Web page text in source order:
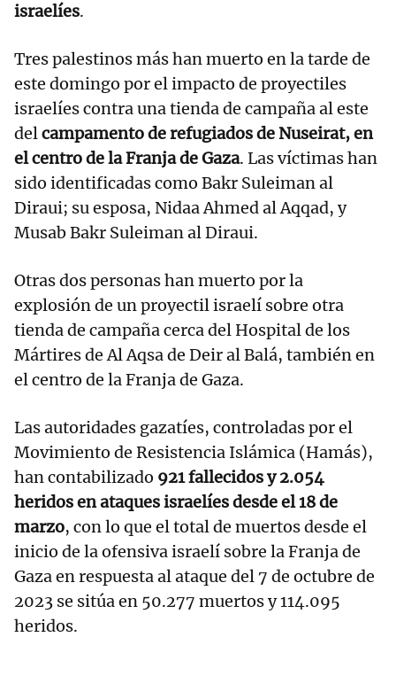
israelíes.
Tres palestinos más han muerto en la tarde de
este domingo por el impacto de proyectiles
israelíes contra una tienda de campaña al este
delcampamento de refugiados de Nuseirat, en
el centro de la Franja de Gaza. Las víctimas han
sido identificadas como Bakr Suleiman al
Diraui; su esposa, Nidaa Ahmed al Aqqad, y
Musab Bakr Suleiman al Diraui.
Otras dos personas han muerto por la
explosión de un proyectil israelí sobre otra
tienda de campaña cerca del Hospital de los
Mártires de Al Aqsa de Deir al Balá, también en
el centro de la Franja de Gaza.
Las autoridades gazatíes, controladas por el
Movimiento de Resistencia Islámica (Hamás),
han contabilizado 921 fallecidos y 2.054
heridos en ataques israelíes desde el 18 de
marzo, con lo que el total de muertos desde el
inicio de la ofensiva israelí sobre la Franja de
Gaza en respuesta al ataque del 7 de octubre de
2023 se sitúa en 50.277 muertos y 114.095
heridos.